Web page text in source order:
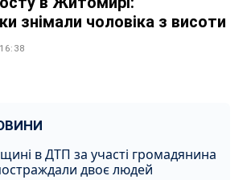
знімали чоловіка з висоти
в ДТП за участі громадянина
двоє людей